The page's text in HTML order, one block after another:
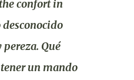
confort in
pereza. Qué
un mando